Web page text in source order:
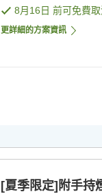
8月16日 前可免費取
更詳細的方案資訊
[夏季限定]附手持